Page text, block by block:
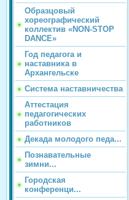
Образцовый
хореографический
коллектив «NON-STOP
DANCE»
Год педагога и
наставника в
Архангельске
Система наставничества
Аттестация
педагогических
работников
Декада молодого педа...
Познавательные
зимни...
Городская
конференци...